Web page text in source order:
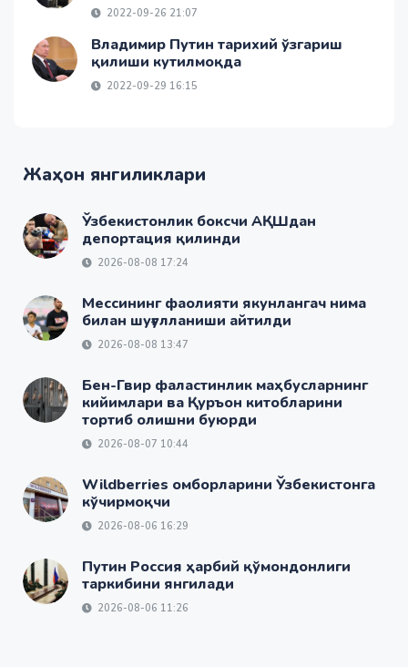
2022-09-26 21:07
Владимир Путин тарихий ўзгариш
қилиши кутилмоқда
2022-09-29 16:15
Жаҳон янгиликлари
Ўзбекистонлик боксчи АҚШдан
депортация қилинди
2026-08-08 17:24
Мессининг фаолияти якунлангач нима
билан шуғулланиши айтилди
2026-08-08 13:47
Бен-Гвир фаластинлик маҳбусларнинг
кийимлари ва Қуръон китобларини
тортиб олишни буюрди
2026-08-07 10:44
Wildberries омборларини Ўзбекистонга
кўчирмоқчи
2026-08-06 16:29
Путин Россия ҳарбий қўмондонлиги
таркибини янгилади
2026-08-06 11:26